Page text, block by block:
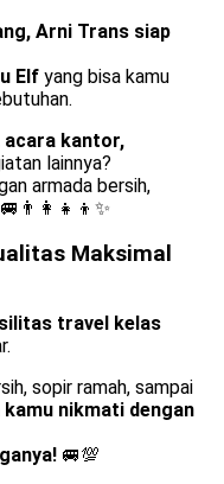
Arni Trans siap
Elf yang bisa kamu
acara kantor,
lainnya?
armada bersih,
Maksimal
travel kelas
sopir ramah, sampai
kamu nikmati dengan
🚐💯